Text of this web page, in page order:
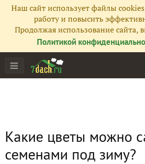
Наш сайт использует файлы
работу и повысить
Продолжая использование сайта,
Политикой
Какие цветы можно
семенами под зиму?